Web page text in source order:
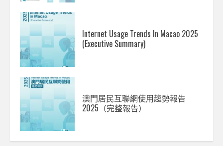
Internet Usage Trends In Macao 2025
(Executive Summary)
澳門居民互聯網使用趨勢報告
2025（完整報告）